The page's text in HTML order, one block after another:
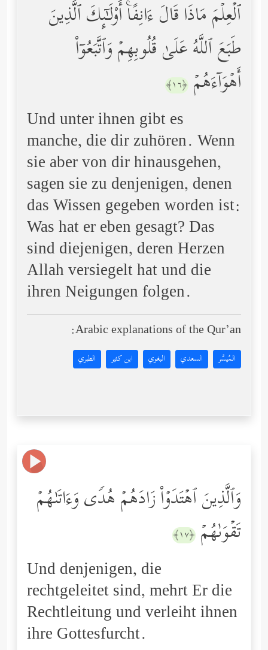
ٱلۡعِلۡمَ مَاذَا قَالَ ءَانِفًاۚ أُوْلَـٰۤىِٕكَ ٱلَّذِینَ
طَبَعَ ٱللَّهُ عَلَىٰ قُلُوبِهِمۡ وَٱتَّبَعُوۤاْ
أَهۡوَاۤءَهُمۡ ﴿١٦﴾
Und unter ihnen gibt es
manche, die dir zuhören. Wenn
sie aber von dir hinausgehen,
sagen sie zu denjenigen, denen
das Wissen gegeben worden ist:
Was hat er eben gesagt? Das
sind diejenigen, deren Herzen
Allah versiegelt hat und die
ihren Neigungen folgen.
Arabic explanations of the Qur’an:
المُيسَّر السعدي البغوي ابن كثير الطبري
وَٱلَّذِینَ ٱهۡتَدَوۡاْ زَادَهُمۡ هُدࣰى وَءَاتَىٰهُمۡ
تَقۡوَىٰهُمۡ ﴿١٧﴾
Und denjenigen, die
rechtgeleitet sind, mehrt Er die
Rechtleitung und verleiht ihnen
ihre Gottesfurcht.